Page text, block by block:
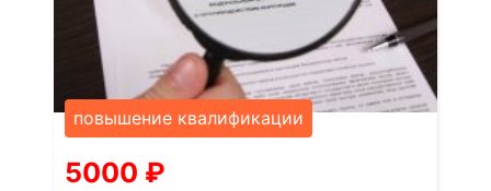
повышение квалификации
5000 ₽